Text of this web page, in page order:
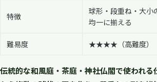
特徴
球形・段重ね・大小
均一に揃える
難易度 ★★★★（高難度）
伝統的な和風庭・茶庭・神社仏閣で使われる